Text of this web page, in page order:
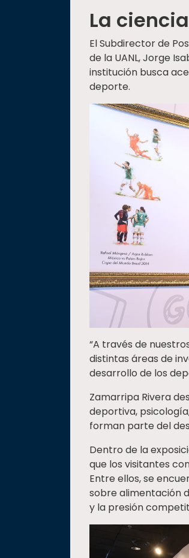
La
El Subdirector de
de la UANL, Jorge
institución busca
deporte.
“A través de
distintas áreas de
desarrollo de los
Zamarripa Rivera
deportiva,
forman parte del
Dentro de la
que los visitantes
Entre ellos, se
sobre alimentación
y la presión